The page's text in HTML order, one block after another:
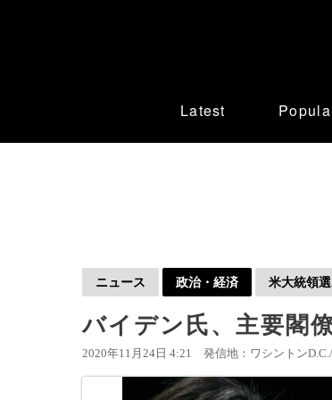
Latest
ニュース 政治・経済 米大統領選
バイデン氏、主要閣
2020年11月24日 4:21 発信地：ワシントン